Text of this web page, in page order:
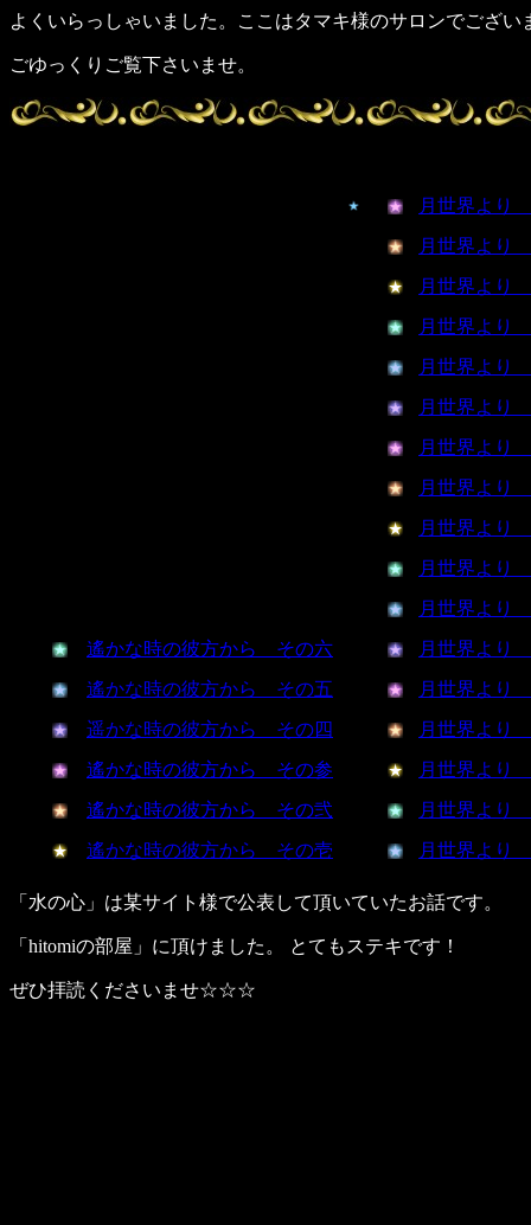
よくいらっしゃいました。ここはタマキ様のサロンでござい
ごゆっくりご覧下さいませ。
月世界よ
月世界よ
月世界よ
月世界よ
月世界よ
月世界よ
月世界より
月世界より
月世界より
月世界より
月世界より
遙かな時の彼方から その六
月世界より
遙かな時の彼方から その五
月世界より
遥かな時の彼方から その四
月世界より
遙かな時の彼方から その参
月世界より
遙かな時の彼方から その弐
月世界より
遙かな時の彼方から その壱
月世界より
「水の心」は某サイト様で公表して頂いていたお話です。
「hitomiの部屋」に頂けました。 とてもステキです！
ぜひ拝読くださいませ☆☆☆